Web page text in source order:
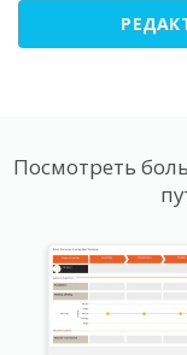
Посмотреть